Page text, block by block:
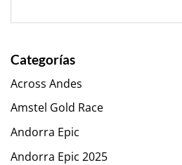
Categorías
Across Andes
Amstel Gold Race
Andorra Epic
Andorra Epic 2025